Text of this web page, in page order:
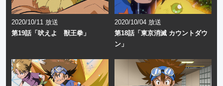
2020/10/11 放送
第19話「吠えよ 獣王拳」
2020/10/04 放送
第18話「東京消滅 カウントダウ
ン」